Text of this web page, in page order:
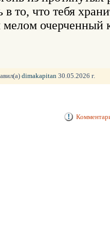
в то, что тебя
dimakapitan30.05.2026 г.